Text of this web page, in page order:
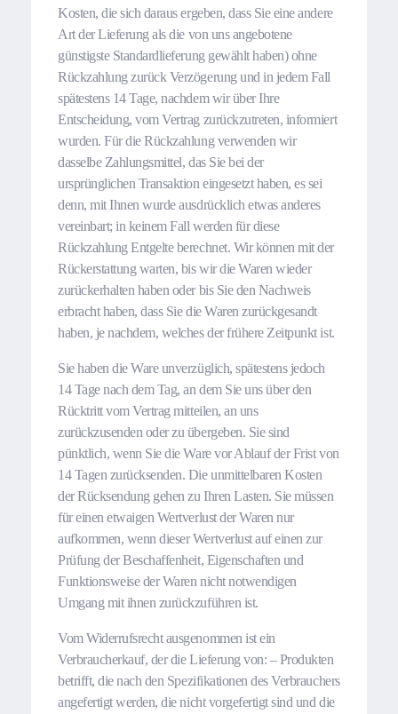
Kosten, die sich daraus ergeben, dass Sie eine andere
Art der Lieferung als die von uns angebotene
günstigste Standardlieferung gewählt haben) ohne
Rückzahlung zurück Verzögerung und in jedem Fall
spätestens 14 Tage, nachdem wir über Ihre
Entscheidung, vom Vertrag zurückzutreten, informiert
wurden. Für die Rückzahlung verwenden wir
dasselbe Zahlungsmittel, das Sie bei der
ursprünglichen Transaktion eingesetzt haben, es sei
denn, mit Ihnen wurde ausdrücklich etwas anderes
vereinbart; in keinem Fall werden für diese
Rückzahlung Entgelte berechnet. Wir können mit der
Rückerstattung warten, bis wir die Waren wieder
zurückerhalten haben oder bis Sie den Nachweis
erbracht haben, dass Sie die Waren zurückgesandt
haben, je nachdem, welches der frühere Zeitpunkt ist.
Sie haben die Ware unverzüglich, spätestens jedoch
14 Tage nach dem Tag, an dem Sie uns über den
Rücktritt vom Vertrag mitteilen, an uns
zurückzusenden oder zu übergeben. Sie sind
pünktlich, wenn Sie die Ware vor Ablauf der Frist von
14 Tagen zurücksenden. Die unmittelbaren Kosten
der Rücksendung gehen zu Ihren Lasten. Sie müssen
für einen etwaigen Wertverlust der Waren nur
aufkommen, wenn dieser Wertverlust auf einen zur
Prüfung der Beschaffenheit, Eigenschaften und
Funktionsweise der Waren nicht notwendigen
Umgang mit ihnen zurückzuführen ist.
Vom Widerrufsrecht ausgenommen ist ein
Verbraucherkauf, der die Lieferung von: – Produkten
betrifft, die nach den Spezifikationen des Verbrauchers
angefertigt werden, die nicht vorgefertigt sind und die